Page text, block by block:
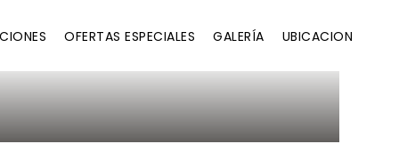
OFERTAS ESPECIALES GALERÍA UBICACION